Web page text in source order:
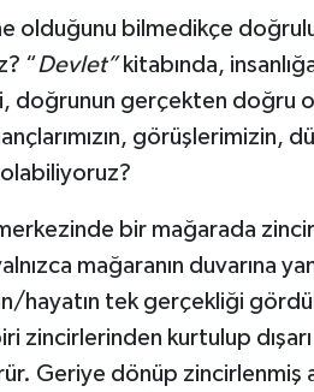
olduğunu bilmedikçe
“Devlet” kitabında,
doğrunun gerçekten doğru
görüşlerimizin,
bir mağarada
mağaranın duvarına
hayatın tek gerçekliği
zincirlerinden kurtulup dışarı
Geriye dönüp zincirlenmiş